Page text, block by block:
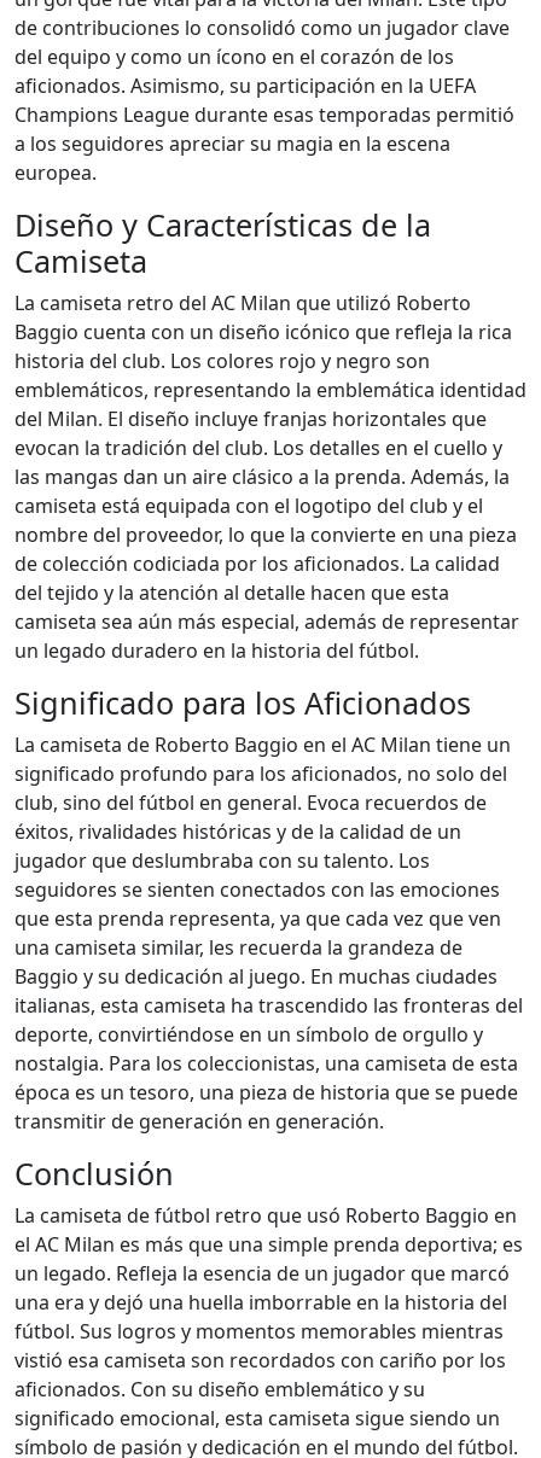
de contribuciones lo consolidó como un jugador clave
del equipo y como un ícono en el corazón de los
aficionados. Asimismo, su participación en la UEFA
Champions League durante esas temporadas permitió
a los seguidores apreciar su magia en la escena
europea.
Diseño y Características de la
Camiseta
La camiseta retro del AC Milan que utilizó Roberto
Baggio cuenta con un diseño icónico que refleja la rica
historia del club. Los colores rojo y negro son
emblemáticos, representando la emblemática identidad
del Milan. El diseño incluye franjas horizontales que
evocan la tradición del club. Los detalles en el cuello y
las mangas dan un aire clásico a la prenda. Además, la
camiseta está equipada con el logotipo del club y el
nombre del proveedor, lo que la convierte en una pieza
de colección codiciada por los aficionados. La calidad
del tejido y la atención al detalle hacen que esta
camiseta sea aún más especial, además de representar
un legado duradero en la historia del fútbol.
Significado para los Aficionados
La camiseta de Roberto Baggio en el AC Milan tiene un
significado profundo para los aficionados, no solo del
club, sino del fútbol en general. Evoca recuerdos de
éxitos, rivalidades históricas y de la calidad de un
jugador que deslumbraba con su talento. Los
seguidores se sienten conectados con las emociones
que esta prenda representa, ya que cada vez que ven
una camiseta similar, les recuerda la grandeza de
Baggio y su dedicación al juego. En muchas ciudades
italianas, esta camiseta ha trascendido las fronteras del
deporte, convirtiéndose en un símbolo de orgullo y
nostalgia. Para los coleccionistas, una camiseta de esta
época es un tesoro, una pieza de historia que se puede
transmitir de generación en generación.
Conclusión
La camiseta de fútbol retro que usó Roberto Baggio en
el AC Milan es más que una simple prenda deportiva; es
un legado. Refleja la esencia de un jugador que marcó
una era y dejó una huella imborrable en la historia del
fútbol. Sus logros y momentos memorables mientras
vistió esa camiseta son recordados con cariño por los
aficionados. Con su diseño emblemático y su
significado emocional, esta camiseta sigue siendo un
símbolo de pasión y dedicación en el mundo del fútbol.